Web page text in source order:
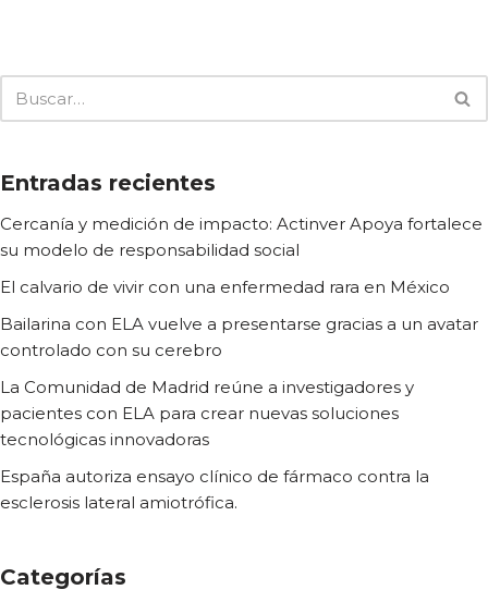
Entradas recientes
Cercanía y medición de impacto: Actinver Apoya fortalece
su modelo de responsabilidad social
El calvario de vivir con una enfermedad rara en México
Bailarina con ELA vuelve a presentarse gracias a un avatar
controlado con su cerebro
La Comunidad de Madrid reúne a investigadores y
pacientes con ELA para crear nuevas soluciones
tecnológicas innovadoras
España autoriza ensayo clínico de fármaco contra la
esclerosis lateral amiotrófica.
Categorías